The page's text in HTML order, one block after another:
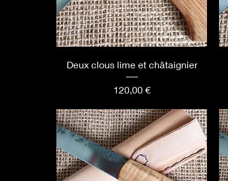
Deux clous lime et châtaignier
Prix
120,00 €